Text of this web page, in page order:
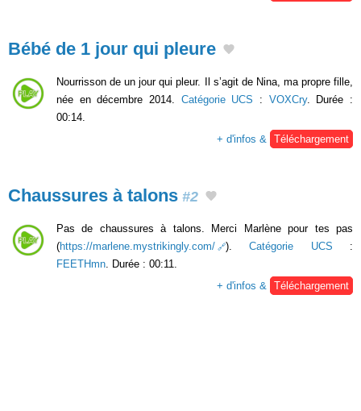
Bébé de 1 jour qui pleure
Nourrisson de un jour qui pleur. Il s’agit de Nina, ma propre fille,
née en décembre 2014. Catégorie UCS : VOXCry. Durée :
00:14.
+ d'infos &
Téléchargement
Chaussures à talons #2
Pas de chaussures à talons. Merci Marlène pour tes pas
(https://marlene.mystrikingly.com/ ).Catégorie UCS :
FEETHmn . Durée : 00:11.
+ d'infos &
Téléchargement